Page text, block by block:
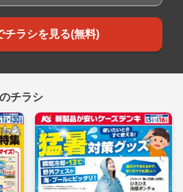
チラシを見る(無料)
チラシ